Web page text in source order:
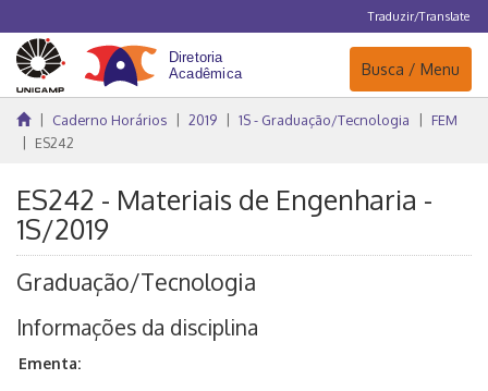
Traduzir/Translate
Navegação
Busca / Menu
Caderno Horários 2019 1S - Graduação/Tecnologia
FEM
ES242
ES242 - Materiais de Engenharia -
1S/2019
Graduação/Tecnologia
Informações da disciplina
Ementa: